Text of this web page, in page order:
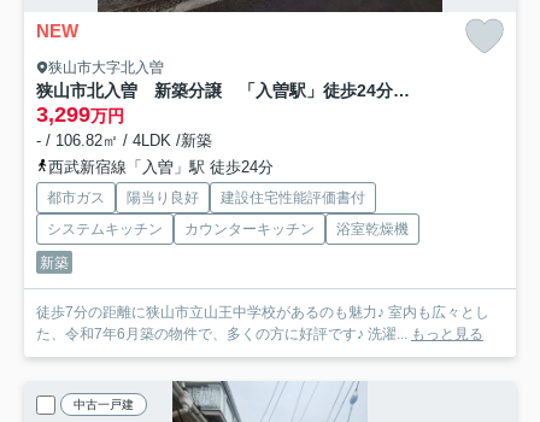
NEW
狭山市大字北入曽
狭山市北入曽 新築分譲 「入曽駅」徒歩24分 敷地40坪 【御狩場小学区】
3,299万円
- / 106.82㎡ / 4LDK /新築
西武新宿線「入曽」駅 徒歩24分
都市ガス 陽当り良好
建設住宅性能評価書付
システムキッチン
カウンターキッチン
浴室乾燥機
新築
徒歩7分の距離に狭山市立山王中学校があるのも魅力♪ 室内も広々とし
た、令和7年6月築の物件で、多くの方に好評です♪ 洗濯...
もっと見る
中古一戸建